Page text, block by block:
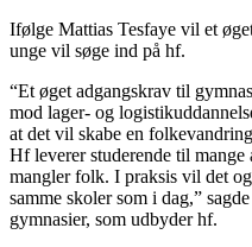
Ifølge Mattias Tesfaye vil et
unge vil søge ind på hf.
“Et øget adgangskrav til
mod lager- og
at det vil skabe en
Hf leverer studerende til
mangler folk. I praksis vil det
samme skoler som i dag,”
gymnasier, som udbyder hf.